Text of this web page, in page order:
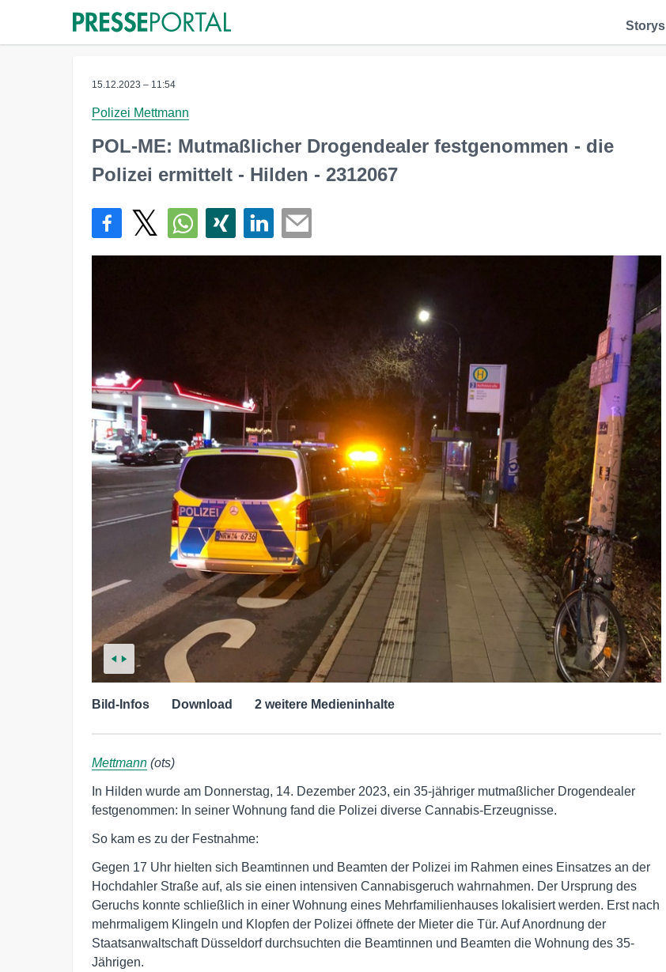
Storys
15.12.2023 – 11:54
Polizei Mettmann
POL-ME: Mutmaßlicher Drogendealer festgenommen - die
Polizei ermittelt - Hilden - 2312067
Bild-Infos Download 2 weitere Medieninhalte
Mettmann (ots)
In Hilden wurde am Donnerstag, 14. Dezember 2023, ein 35-jähriger mutmaßlicher Drogendealer
festgenommen: In seiner Wohnung fand die Polizei diverse Cannabis-Erzeugnisse.
So kam es zu der Festnahme:
Gegen 17 Uhr hielten sich Beamtinnen und Beamten der Polizei im Rahmen eines Einsatzes an der
Hochdahler Straße auf, als sie einen intensiven Cannabisgeruch wahrnahmen. Der Ursprung des
Geruchs konnte schließlich in einer Wohnung eines Mehrfamilienhauses lokalisiert werden. Erst nach
mehrmaligem Klingeln und Klopfen der Polizei öffnete der Mieter die Tür. Auf Anordnung der
Staatsanwaltschaft Düsseldorf durchsuchten die Beamtinnen und Beamten die Wohnung des 35-
Jährigen.